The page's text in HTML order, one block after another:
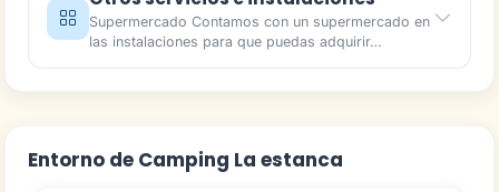
Supermercado Contamos con un supermercado en
las instalaciones para que puedas adquirir…
Entorno de Camping La estanca